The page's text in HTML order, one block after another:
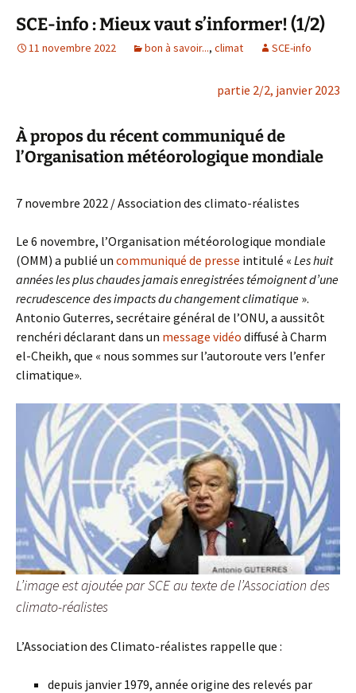
SCE-info : Mieux vaut s’informer! (1/2)
11 novembre 2022 bon à savoir..., climat SCE-info
partie 2/2, janvier 2023
À propos du récent communiqué de
l’Organisation météorologique mondiale
7 novembre 2022 / Association des climato-réalistes
Le 6 novembre, l’Organisation météorologique mondiale
(OMM) a publié un communiqué de presse intitulé « Les huit
années les plus chaudes jamais enregistrées témoignent d’une
recrudescence des impacts du changement climatique ».
Antonio Guterres, secrétaire général de l’ONU, a aussitôt
renchéri déclarant dans un message vidéo diffusé à Charm
el-Cheikh, que « nous sommes sur l’autoroute vers l’enfer
climatique».
L’image est ajoutée par SCE au texte de l’Association des
climato-réalistes
L’Association des Climato-réalistes rappelle que :
depuis janvier 1979, année origine des relevés par